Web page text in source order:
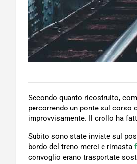
Secondo quanto ricostruito,
percorrendo un ponte sul corso
improvvisamente. Il crollo ha
Subito sono state inviate sul
bordo del treno merci è rimasta
convoglio erano trasportate